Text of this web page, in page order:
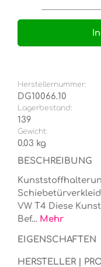
Herstellernummer:
DG10066.10
Lagerbestand:
139
Gewicht:
0.03 kg
BESCHREIBUNG
VW T4 Diese
Bef… Mehr
EIGENSCHAFTEN
HERSTELLER |